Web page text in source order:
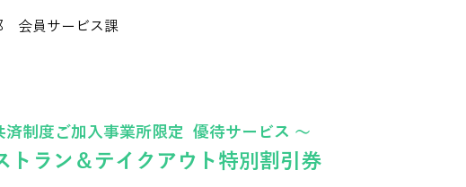
会員サービス課
トラン＆テイクアウト特別割引券
済制度 ご加入事業所限定 優待サービス ～